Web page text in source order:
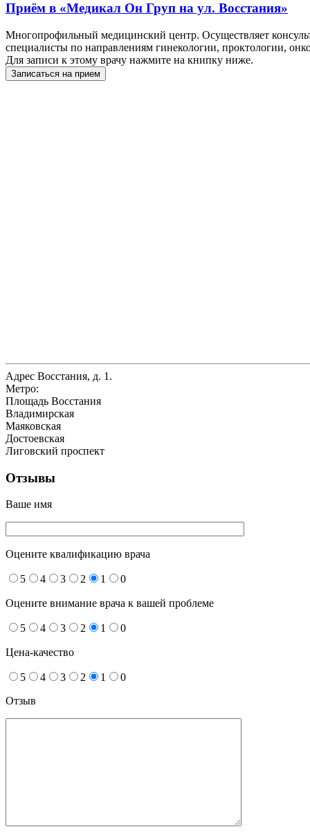
Приём в «Медикал Он Груп на ул. Восстания»
Многопрофильный медицинский центр. Осуществляет
специалисты по направлениям гинекологии, проктологии,
Для записи к этому врачу нажмите на книпку ниже.
Записаться на прием
Адрес Восстания, д. 1.
Метро:
Площадь Восстания
Владимирская
Маяковская
Достоевская
Лиговский проспект
Отзывы
Ваше имя
Оцените квалификацию врача
5 4 3 2 1 0
Оцените внимание врача к вашей проблеме
5 4 3 2 1 0
Цена-качество
5 4 3 2 1
0
Отзыв